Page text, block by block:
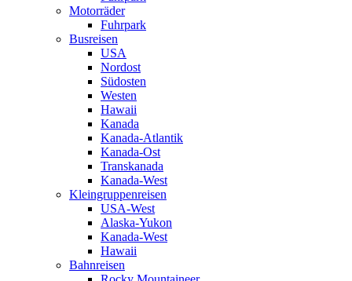
Motorräder
Fuhrpark
Busreisen
USA
Nordost
Südosten
Westen
Hawaii
Kanada
Kanada-Atlantik
Kanada-Ost
Transkanada
Kanada-West
Kleingruppenreisen
USA-West
Alaska-Yukon
Kanada-West
Hawaii
Bahnreisen